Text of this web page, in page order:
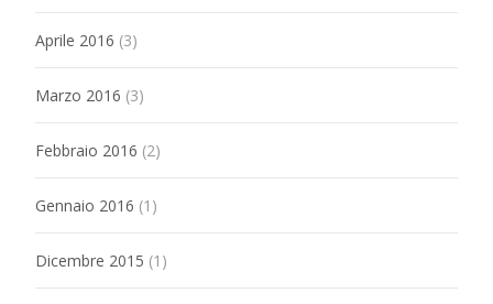
Aprile 2016 (3)
Marzo 2016 (3)
Febbraio 2016 (2)
Gennaio 2016 (1)
Dicembre 2015 (1)